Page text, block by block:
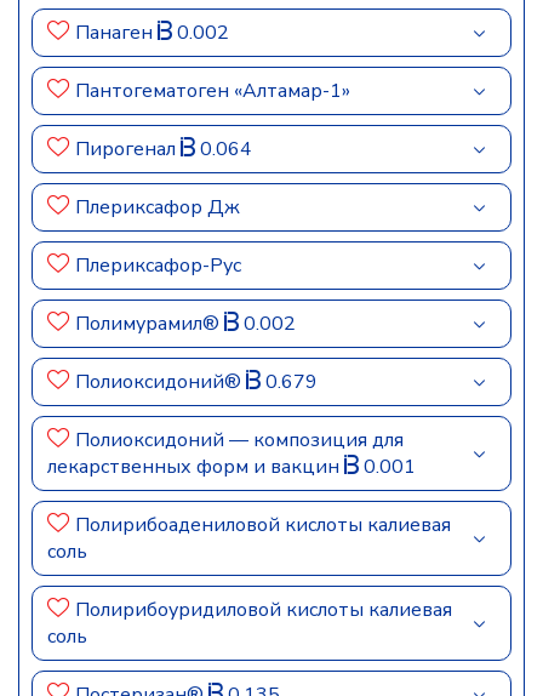
Панаген 0.002
Пантогематоген «Алтамар-1»
Пирогенал 0.064
Плериксафор Дж
Плериксафор-Рус
Полимурамил® 0.002
Полиоксидоний® 0.679
Полиоксидоний — композиция для
лекарственных форм и вакцин
0.001
Полирибоадениловой кислоты калиевая
соль
Полирибоуридиловой кислоты калиевая
соль